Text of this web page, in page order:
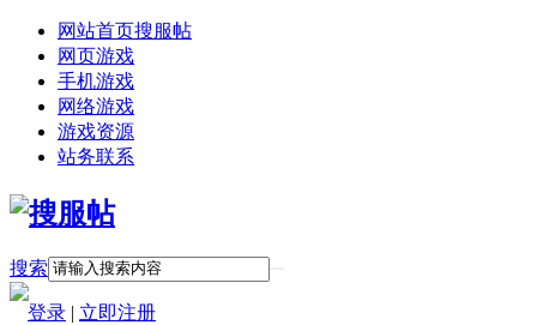
网站首页搜服帖
网页游戏
手机游戏
网络游戏
游戏资源
站务联系
搜索
登录 | 立即注册